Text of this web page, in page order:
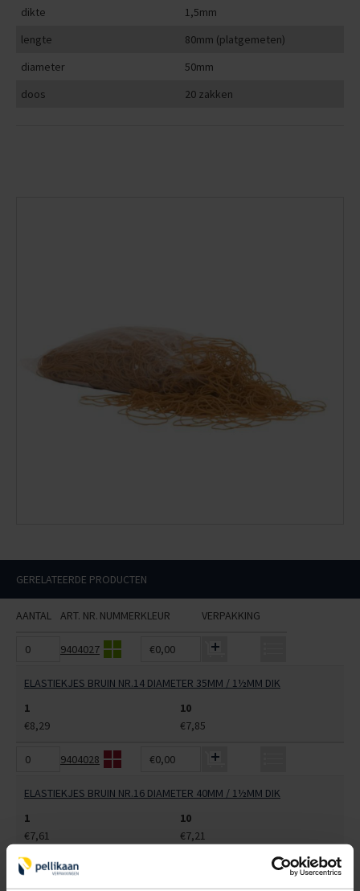
dikte
1,5mm
lengte
80mm (platgemeten)
diameter
50mm
doos
20 zakken
GERELATEERDE PRODUCTEN
AANTAL ART. NR. NUMMERKLEUR VERPAKKING
9404027 €0,00
ELASTIEKJES BRUIN NR.14 DIAMETER 35MM / 1½MM DIK
1
10
€8,29
€7,85
9404028 €0,00
ELASTIEKJES BRUIN NR.16 DIAMETER 40MM / 1½MM DIK
1
10
€7,61
€7,21
9404030